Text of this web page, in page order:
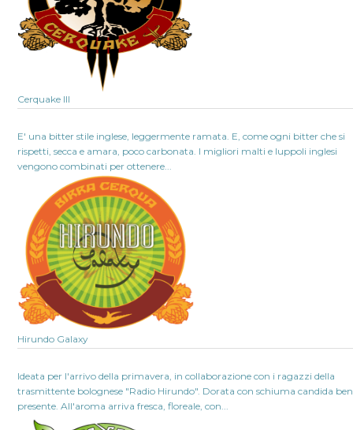
Cerquake III
E' una bitter stile inglese, leggermente ramata. E, come ogni bitter che si
rispetti, secca e amara, poco carbonata. I migliori malti e luppoli inglesi
vengono combinati per ottenere...
Hirundo Galaxy
Ideata per l'arrivo della primavera, in collaborazione con i ragazzi della
trasmittente bolognese "Radio Hirundo". Dorata con schiuma candida ben
presente. All'aroma arriva fresca, floreale, con...